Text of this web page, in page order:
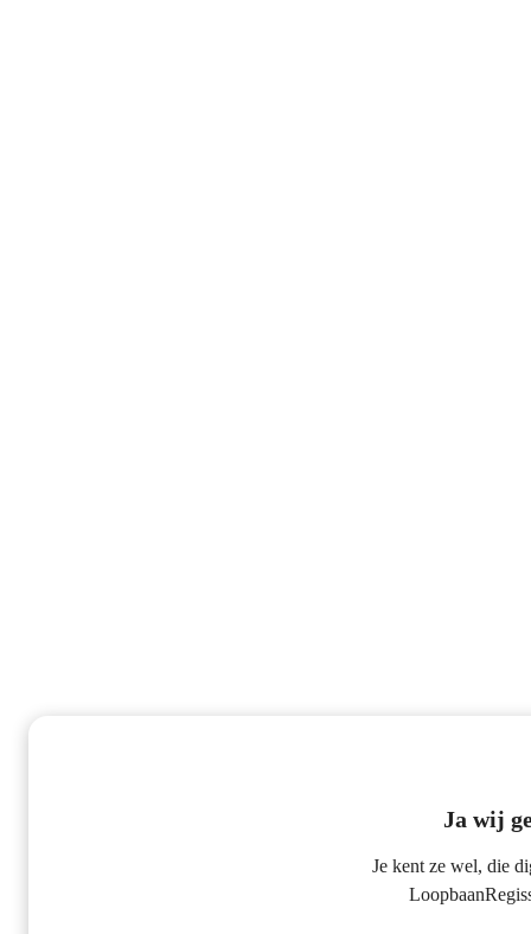
Ja wij
Je kent ze wel, die